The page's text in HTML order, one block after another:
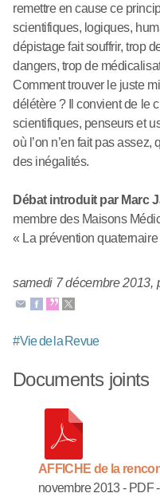
remettre en cause ce
scientifiques, logiques,
dépistage fait souffrir, trop
dangers, trop de
Comment trouver le juste
délétère ? Il convient de le
scientifiques, penseurs et
où l’on n’en fait pas
des inégalités.
Débat introduit par Marc
membre des Maisons
« La prévention
samedi 7 décembre 2013,
#Vie de la Revue
Documents joints
AFFICHE de la
novembre 2013- PDF-